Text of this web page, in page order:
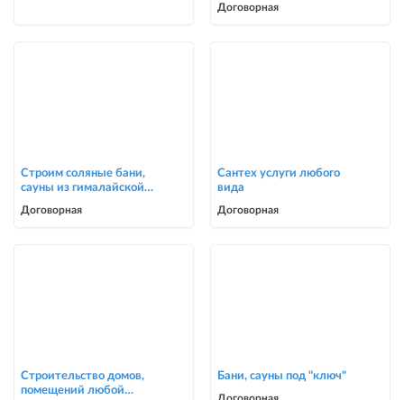
Договорная
Строим соляные бани,
сауны из гималайской
Договорная
Сантех услуги любого
вида
Договорная
Строительство домов,
помещений любой
Бани, сауны под "ключ"